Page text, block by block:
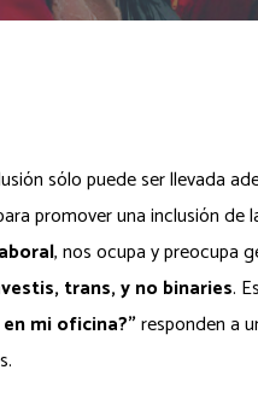
sólo puede ser llevada
promover una inclusión de
, nos ocupa y preocupa
trans, y no binaries.
mi oficina?”responden a